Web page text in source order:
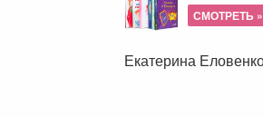
СМОТРЕТЬ »
Екатерина